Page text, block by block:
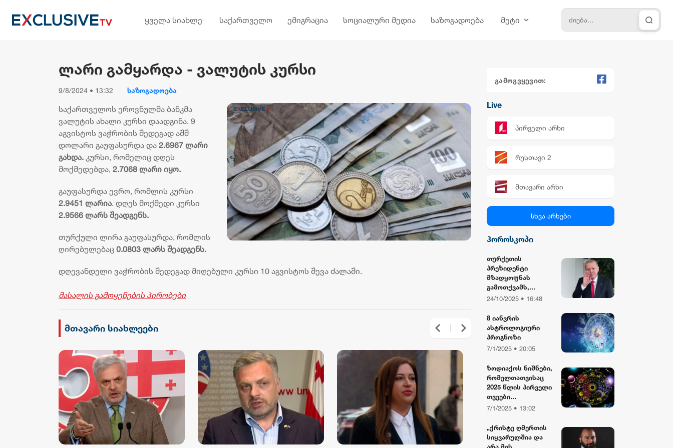
ყველა სიახლე საქართველო ემიგრაცია სოციალური მედია საზოგადოება მეტი
ლარი გამყარდა - ვალუტის კურსი
9/8/2024 • 13:32 საზოგადოება
საქართველოს ეროვნულმა ბანკმა
ვალუტის ახალი კურსი დაადგინა. 9
აგვისტოს ვაჭრობის შედეგად აშშ
დოლარი გაუფასურდა და 2.6967 ლარი
გახდა. კურსი, რომელიც დღეს
მოქმედებდა, 2.7068 ლარი იყო.
გაუფასურდა ევრო, რომლის კურსი
2.9451 ლარია. დღეს მოქმედი კურსი
2.9566 ლარს შეადგენს.
თურქული ლირა გაუფასურდა, რომლის
ღირებულებაც 0.0803 ლარს შეადგენს.
დღევანდელი ვაჭრობის შედეგად მიღებული კურსი 10 აგვისტოს შევა ძალაში.
მასალის გამოყენების პირობები
მთავარი სიახლეები
გამოგვყევით:
Live
პირველი არხი
რუსთავი 2
მთავარი არხი
პალიტრა News
სილქ უნივერსალი
TV პირველი
რიონი
სხვა არხები
ჰოროსკოპი
თურქეთის
პრეზიდენტი
მზადყოფნას
გამოთქვამს,
რუსეთისა და აშშ-
მასპინძლობისთვის
24/10/2025 • 16:48
8 იანვრის
ასტროლოგიური
პროგნოზი
7/1/2025 • 20:05
ზოდიაქოს ნიშნები,
რომელთათვისაც
2025 წლის პირველი
თვეები
განსაკუთრებით
იქნება
7/1/2025 • 13:02
„ქრისტე ღმერთის
სიყვარულშია და